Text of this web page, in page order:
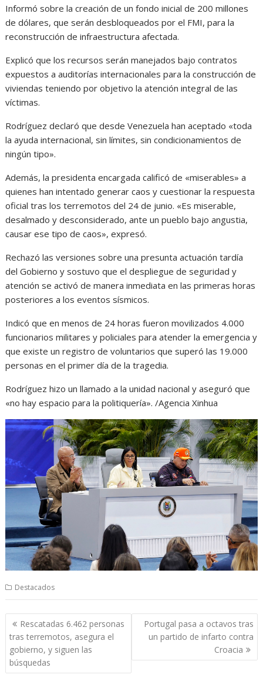
Informó sobre la creación de un fondo inicial de 200 millones
de dólares, que serán desbloqueados por el FMI, para la
reconstrucción de infraestructura afectada.
Explicó que los recursos serán manejados bajo contratos
expuestos a auditorías internacionales para la construcción de
viviendas teniendo por objetivo la atención integral de las
víctimas.
Rodríguez declaró que desde Venezuela han aceptado «toda
la ayuda internacional, sin límites, sin condicionamientos de
ningún tipo».
Además, la presidenta encargada calificó de «miserables» a
quienes han intentado generar caos y cuestionar la respuesta
oficial tras los terremotos del 24 de junio. «Es miserable,
desalmado y desconsiderado, ante un pueblo bajo angustia,
causar ese tipo de caos», expresó.
Rechazó las versiones sobre una presunta actuación tardía
del Gobierno y sostuvo que el despliegue de seguridad y
atención se activó de manera inmediata en las primeras horas
posteriores a los eventos sísmicos.
Indicó que en menos de 24 horas fueron movilizados 4.000
funcionarios militares y policiales para atender la emergencia y
que existe un registro de voluntarios que superó las 19.000
personas en el primer día de la tragedia.
Rodríguez hizo un llamado a la unidad nacional y aseguró que
«no hay espacio para la politiquería». /Agencia Xinhua
Destacados
Navegación
de
entradas
Rescatadas 6.462 personas
tras terremotos, asegura el
gobierno, y siguen las
búsquedas
Portugal pasa a octavos tras
un partido de infarto contra
Croacia